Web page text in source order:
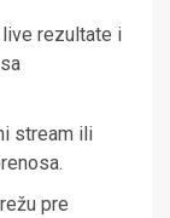
live rezultate i
stream ili
pre